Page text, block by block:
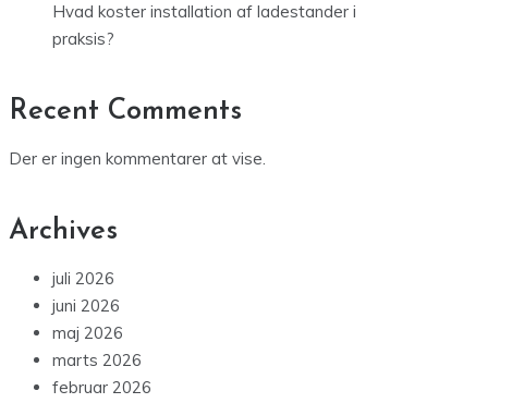
Hvad koster installation af ladestander i
praksis?
Recent Comments
Der er ingen kommentarer at vise.
Archives
juli 2026
juni 2026
maj 2026
marts 2026
februar 2026